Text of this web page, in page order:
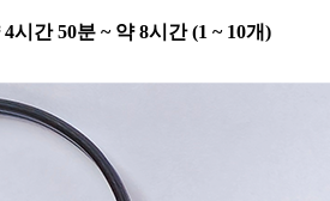
분 ~ 약 8시간 (1 ~ 10개)